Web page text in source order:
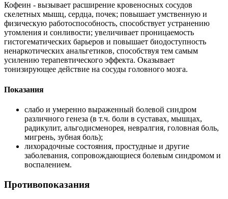
Кофеин - вызывает расширение кровеносных сосудов
скелетных мышц, сердца, почек; повышает умственную и
физическую работоспособность, способствует устранению
утомления и сонливости; увеличивает проницаемость
гистогематических барьеров и повышает биодоступность
ненаркотических анальгетиков, способствуя тем самым
усилению терапевтического эффекта. Оказывает
тонизирующее действие на сосуды головного мозга.
Показания
слабо и умеренно выраженный болевой синдром
различного генеза (в т.ч. боли в суставах, мышцах,
радикулит, альгодисменорея, невралгия, головная боль,
мигрень, зубная боль);
лихорадочные состояния, простудные и другие
заболевания, сопровождающиеся болевым синдромом и
воспалением.
Противопоказания